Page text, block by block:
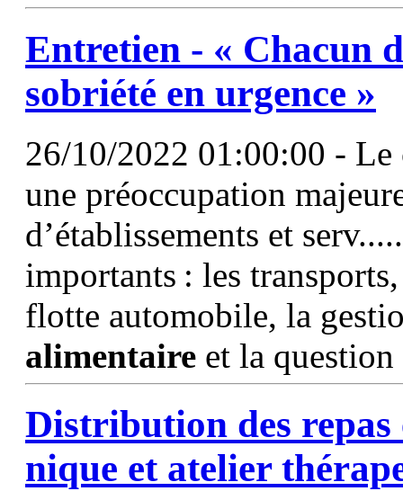
Entretien - « Chacun
sobriété en urgence »
26/10/2022 01:00:00 - Le
une préoccupation
d’établissements et
importants : les
flotte automobile, la
alimentaire et la question
Distribution des
nique et atelier